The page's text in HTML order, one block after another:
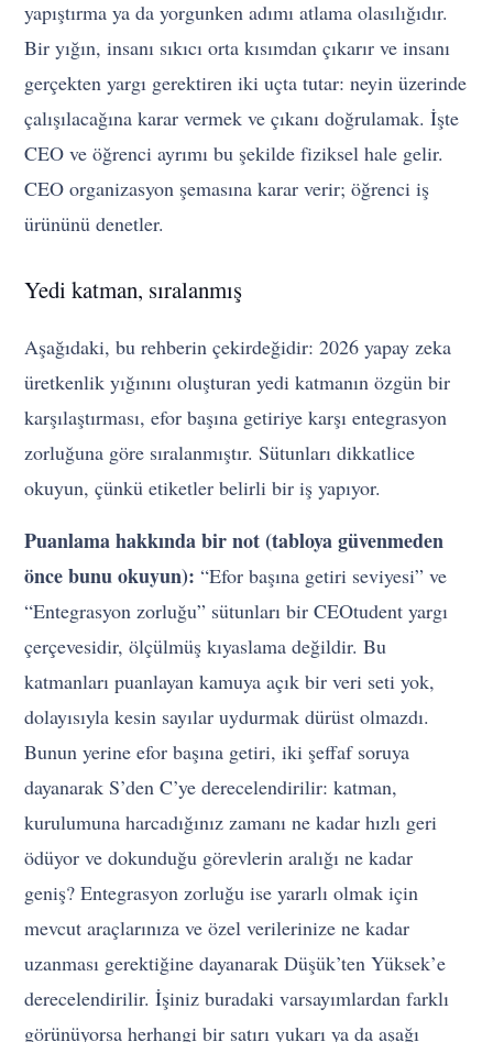
yapıştırma ya da yorgunken adımı atlama olasılığıdır.
Bir yığın, insanı sıkıcı orta kısımdan çıkarır ve insanı
gerçekten yargı gerektiren iki uçta tutar: neyin üzerinde
çalışılacağına karar vermek ve çıkanı doğrulamak. İşte
CEO ve öğrenci ayrımı bu şekilde fiziksel hale gelir.
CEO organizasyon şemasına karar verir; öğrenci iş
ürününü denetler.
Yedi katman, sıralanmış
Aşağıdaki, bu rehberin çekirdeğidir: 2026 yapay zeka
üretkenlik yığınını oluşturan yedi katmanın özgün bir
karşılaştırması, efor başına getiriye karşı entegrasyon
zorluğuna göre sıralanmıştır. Sütunları dikkatlice
okuyun, çünkü etiketler belirli bir iş yapıyor.
Puanlama hakkında bir not (tabloya güvenmeden
önce bunu okuyun): “Efor başına getiri seviyesi” ve
“Entegrasyon zorluğu” sütunları bir CEOtudent yargı
çerçevesidir, ölçülmüş kıyaslama değildir. Bu
katmanları puanlayan kamuya açık bir veri seti yok,
dolayısıyla kesin sayılar uydurmak dürüst olmazdı.
Bunun yerine efor başına getiri, iki şeffaf soruya
dayanarak S’den C’ye derecelendirilir: katman,
kurulumuna harcadığınız zamanı ne kadar hızlı geri
ödüyor ve dokunduğu görevlerin aralığı ne kadar
geniş? Entegrasyon zorluğu ise yararlı olmak için
mevcut araçlarınıza ve özel verilerinize ne kadar
uzanması gerektiğine dayanarak Düşük’ten Yüksek’e
derecelendirilir. İşiniz buradaki varsayımlardan farklı
görünüyorsa herhangi bir satırı yukarı ya da aşağı